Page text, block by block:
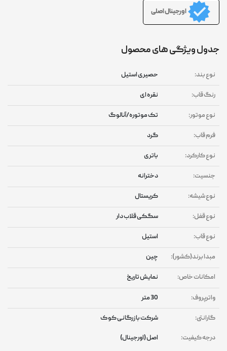
اورجینال اصلی
جدول ویژگی های محصول
نوع بند: حصیری استیل
رنگ قاب: نقره ای
نوع موتور: تک موتوره/آنالوگ
فرم قاب: گرد
نوع کارکرد: باتری
جنسیت: دخترانه
نوع شیشه: کریستال
نوع قفل: سگکی قلاب دار
نوع قاب: استیل
مبدا برند(کشور): چین
امکانات خاص: نمایش تاریخ
واترپروف: 30 متر
گارانتی: شرکت بازرگانی کوک
درجه کیفیت: اصل (اورجینال)